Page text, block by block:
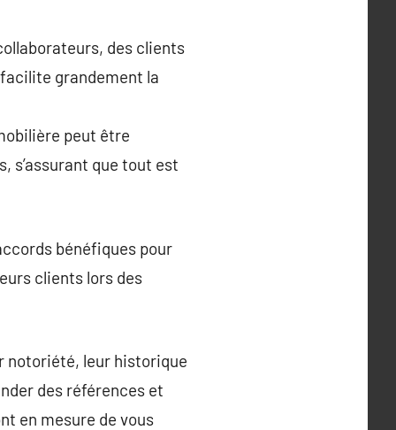
des clients
grandement la
peut être
s’assurant que tout est
bénéfiques pour
clients lors des
notoriété, leur historique
des références et
en mesure de vous